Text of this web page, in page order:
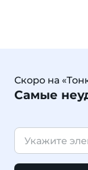
Скоро на
Самые